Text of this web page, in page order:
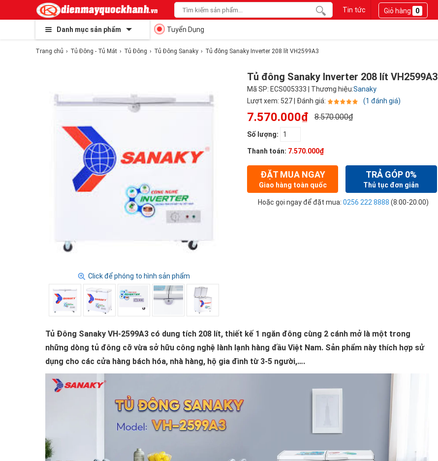
Tin tức Giỏ hàng 0
Danh mục sản phẩm Tuyển Dụng
Trang chủ Tủ Đông - Tủ Mát Tủ Đông Tủ Đông Sanaky Tủ đông Sanaky Inverter 208 lít VH2599A3
Click để phóng to hình sản phẩm
Tủ đông Sanaky Inverter 208 lít VH2599A3
Mã SP: ECS005333 | Thương hiệu:Sanaky
Lượt xem: 527 | Đánh giá:
(1 đánh giá)
7.570.000₫ 8.570.000₫
Số lượng:
Thanh toán: 7.570.000₫
ĐẶT MUA NGAY
Giao hàng toàn quốc
TRẢ GÓP 0%
Thủ tục đơn giản
Hoặc gọi ngay để đặt mua: 0256 222 8888 (8:00-20:00)
Tủ Đông Sanaky VH-2599A3 có dung tích 208 lít, thiết kế 1 ngăn đông cùng 2 cánh mở là một trong
những dòng tủ đông cỡ vừa sở hữu công nghệ lành lạnh hàng đầu Việt Nam. Sản phẩm này thích hợp sử
dụng cho các cửa hàng bách hóa, nhà hàng, hộ gia đình từ 3-5 người,….